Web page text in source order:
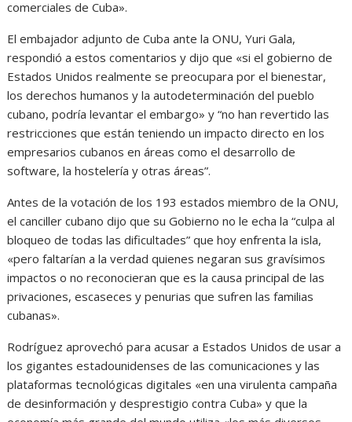
comerciales de Cuba».
El embajador adjunto de Cuba ante la ONU, Yuri Gala,
respondió a estos comentarios y dijo que «si el gobierno de
Estados Unidos realmente se preocupara por el bienestar,
los derechos humanos y la autodeterminación del pueblo
cubano, podría levantar el embargo» y “no han revertido las
restricciones que están teniendo un impacto directo en los
empresarios cubanos en áreas como el desarrollo de
software, la hostelería y otras áreas”.
Antes de la votación de los 193 estados miembro de la ONU,
el canciller cubano dijo que su Gobierno no le echa la “culpa al
bloqueo de todas las dificultades” que hoy enfrenta la isla,
«pero faltarían a la verdad quienes negaran sus gravísimos
impactos o no reconocieran que es la causa principal de las
privaciones, escaseces y penurias que sufren las familias
cubanas».
Rodríguez aprovechó para acusar a Estados Unidos de usar a
los gigantes estadounidenses de las comunicaciones y las
plataformas tecnológicas digitales «en una virulenta campaña
de desinformación y desprestigio contra Cuba» y que la